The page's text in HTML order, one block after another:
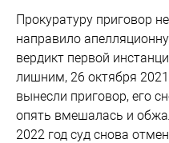
Прокуратуру приговор
направило
вердикт первой
лишним, 26 октября
вынесли приговор, его
опять вмешалась и
2022 год суд снова